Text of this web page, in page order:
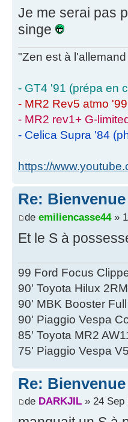
Je me serai pas
singe
"Zen est à
- GT4 '91 (prépa en
- MR2 Rev5 atmo
- MR2 rev1+ G-
- Celica Supra '84
https://
Re:
de emiliencasse44»
Et le S à
99 Ford Focus
90' Toyota Hilux
90' MBK Booster
90' Piaggio Vespa
85' Toyota MR2
75' Piaggio Vespa
Re:
de DARKJIL » 24 Sep